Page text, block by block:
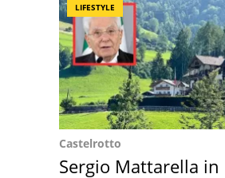
LIFESTYLE
Castelrotto
Sergio Mattarella in